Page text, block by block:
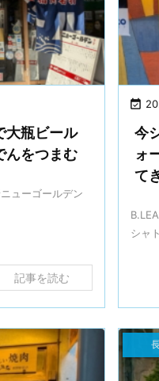
大瓶ビール
んをつまむ
ューゴールデン
記事を読む

今
ォ
て
シャ